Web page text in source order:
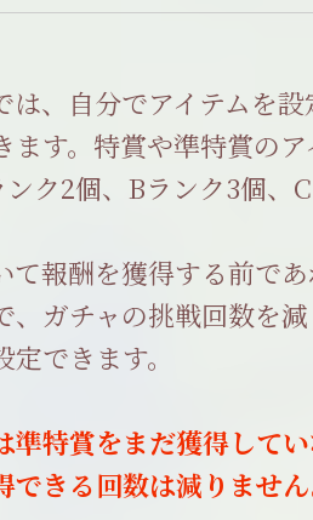
は、自分でアイテムを
ます。特賞や準特賞の
ク2個、Bランク3個、
て報酬を獲得する前で
、ガチャの挑戦回数を
できます。
特賞をまだ獲得して
できる回数は減りませ